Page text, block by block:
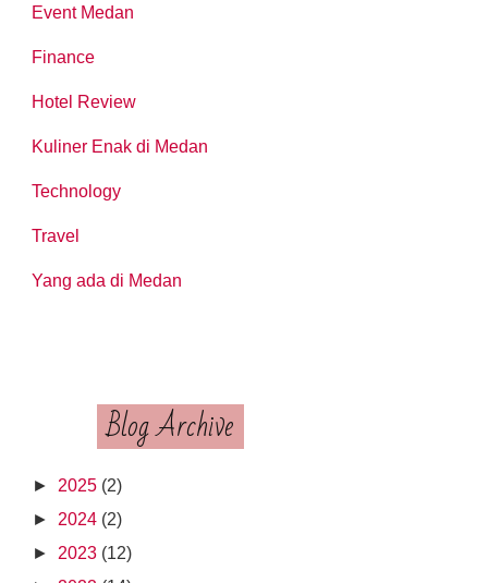
Event Medan
Finance
Hotel Review
Kuliner Enak di Medan
Technology
Travel
Yang ada di Medan
Blog Archive
► 2025 (2)
► 2024 (2)
► 2023 (12)